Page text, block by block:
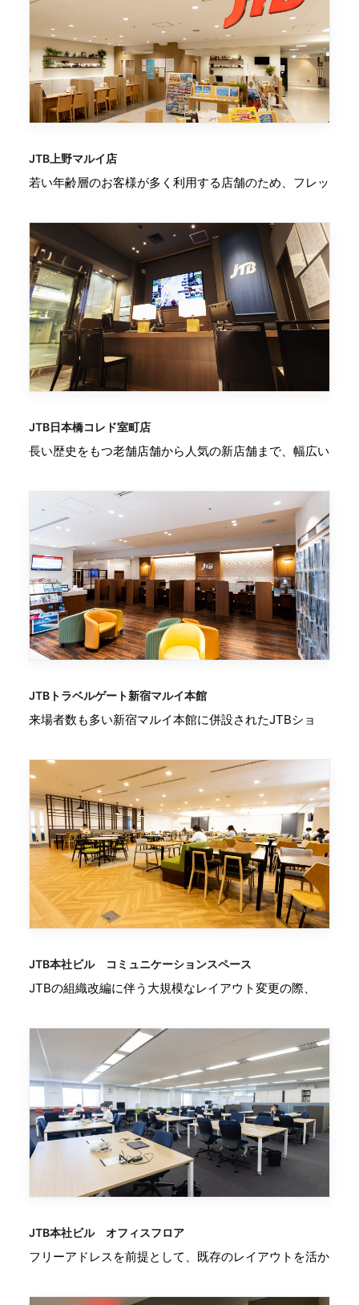
JTB上野マルイ店
若い年齢層のお客様が多く利用する店舗のため、フレッ
JTB日本橋コレド室町店
長い歴史をもつ老舗店舗から人気の新店舗まで、幅広い
JTBトラベルゲート新宿マルイ本館
来場者数も多い新宿マルイ本館に併設されたJTBショ
JTB本社ビル コミュニケーションスペース
JTBの組織改編に伴う大規模なレイアウト変更の際、
JTB本社ビル オフィスフロア
フリーアドレスを前提として、既存のレイアウトを活か